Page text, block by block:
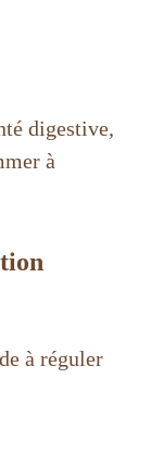
digestive,
à
à réguler